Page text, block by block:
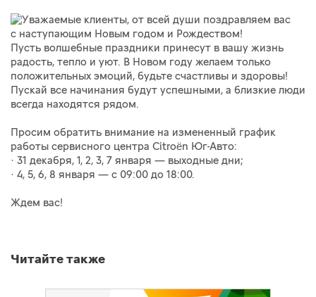
Пусть волшебные праздники принесут в вашу жизнь
радость, тепло и уют. В Новом году желаем только
положительных эмоций, будьте счастливы и здоровы!
Пускай все начинания будут успешными, а близкие люди
всегда находятся рядом.
Просим обратить внимание на измененный график
работы сервисного центра Citroën Юг-Авто:
· 31 декабря, 1, 2, 3, 7 января — выходные дни;
· 4, 5, 6, 8 января — с 09:00 до 18:00.
Ждем вас!
Читайте также